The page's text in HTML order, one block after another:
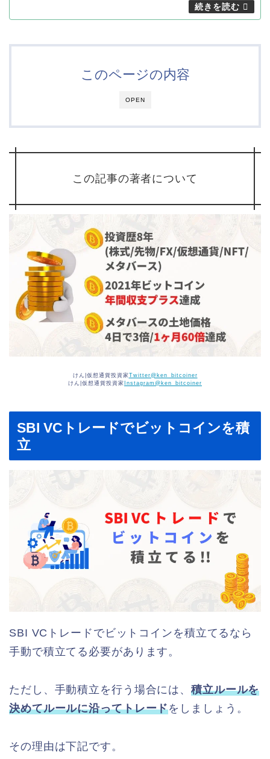
OPEN
このページの内容
この記事の著者について
けん|仮想通貨投資家Twitter@ken_bitcoiner
けん|仮想通貨投資家 Instagram@ken_bitcoiner
SBI VCトレードでビットコインを積
立
SBI VCトレードでビットコインを積立てるなら
手動で積立てる必要があります。
ただし、手動積立を行う場合には、積立ルールを
決めてルールに沿ってトレードをしましょう。
その理由は下記です。